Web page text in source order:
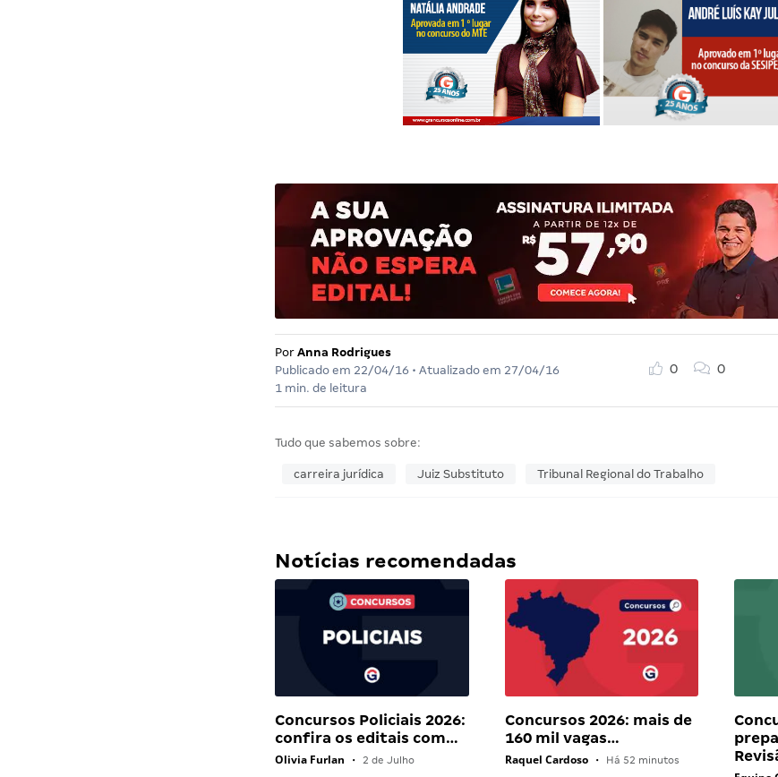
Por Anna Rodrigues
Publicado em 22/04/16 • Atualizado em 27/04/16
1 min. de leitura
0 0
Tudo que sabemos sobre:
carreira jurídica Juiz Substituto Tribunal Regional do Trabalho
Notícias recomendadas
Concursos Policiais 2026:
confira os editais com…
Olivia Furlan • 2 de Julho
Concursos 2026: mais de
160 mil vagas…
Raquel Cardoso • Há 52 minutos